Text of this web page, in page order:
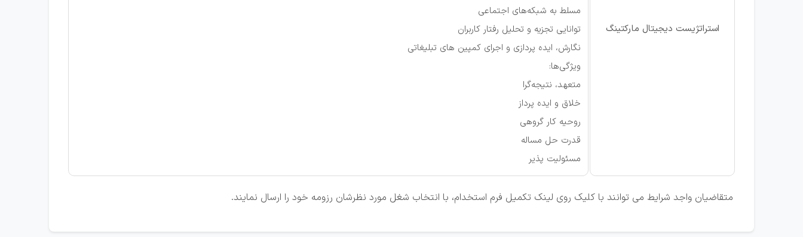
استراتژیست دیجیتال مارکتینگ
مسلط به شبکه‌های اجتماعی
توانایی تجزیه و تحلیل رفتار کاربران
نگارش، ایده پردازی و اجرای کمپین های تبلیغاتی
ویژگی‌ها:
متعهد، نتیجه‌گرا
خلاق و ایده پرداز
روحیه کار گروهی
قدرت حل مساله
مسئولیت پذیر
متقاضیان واجد شرایط می توانند با کلیک روی لینک تکمیل فرم استخدام، با انتخاب شغل مورد نظرشان رزومه خود را ارسال نمایند.